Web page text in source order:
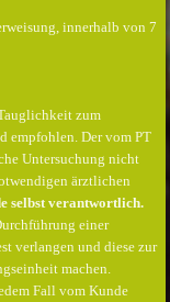
innerhalb von 7
zum
empfohlen. Der vom PT
Untersuchung nicht
ärztlichen
selbst verantwortlich.
einer
verlangen und diese zur
machen.
Fall vom Kunde